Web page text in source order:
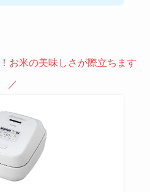
！お米の美味しさが際立ちます
／